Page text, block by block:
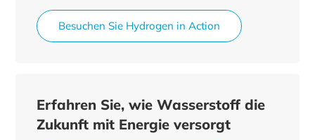
Besuchen Sie Hydrogen in Action
Erfahren Sie, wie Wasserstoff die
Zukunft mit Energie versorgt